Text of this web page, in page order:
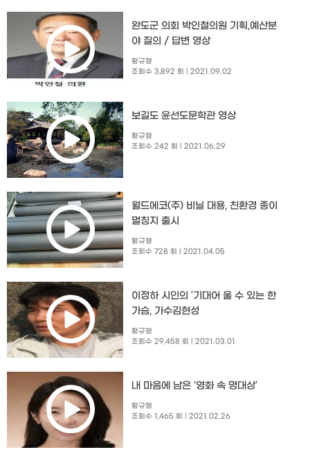
완도군 의회 박인철의원 기획,예산분
야 질의 / 답변 영상
황규형
조회수 3,892 회
| 2021.09.02
보길도 윤선도문학관 영상
황규형
조회수 242 회
| 2021.06.29
월드에코(주) 비닐 대용, 친환경 종이
멀칭지 출시
황규형
조회수 728 회
| 2021.04.05
이정하 시인의 '기대어 울 수 있는 한
가슴, 가수김현성
황규형
조회수 29,458 회
| 2021.03.01
내 마음에 남은 '영화 속 명대상'
황규형
조회수 1,465 회
| 2021.02.26